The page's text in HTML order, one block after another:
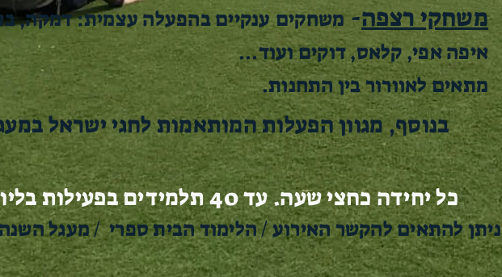
משחקי רצפה-משחקים ענקיים בהפעלה עצמית: דמקה,
איפה אפי, קלאס, דוקים ועוד...
מתאים לאוורור בין התחנות.
בנוסף, מגוון הפעלות המותאמות לחגי ישראל
כל יחידה כחצי שעה. עד 40 תלמידים בפעילות בליווי מדריך.
ניתן להתאים להקשר האירוע / הלימוד הבית ספרי / מעגל